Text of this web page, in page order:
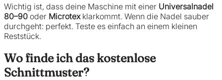
Wichtig ist, dass deine Maschine mit einer Universalnadel
80–90 oder Microtexklarkommt. Wenn die Nadel sauber
durchgeht: perfekt. Teste es einfach an einem kleinen
Reststück.
Wo finde ich das kostenlose
Schnittmuster?